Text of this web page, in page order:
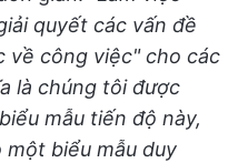
quyết các vấn đề
về công việc" cho các
là chúng tôi được
mẫu tiến độ này,
biểu mẫu duy